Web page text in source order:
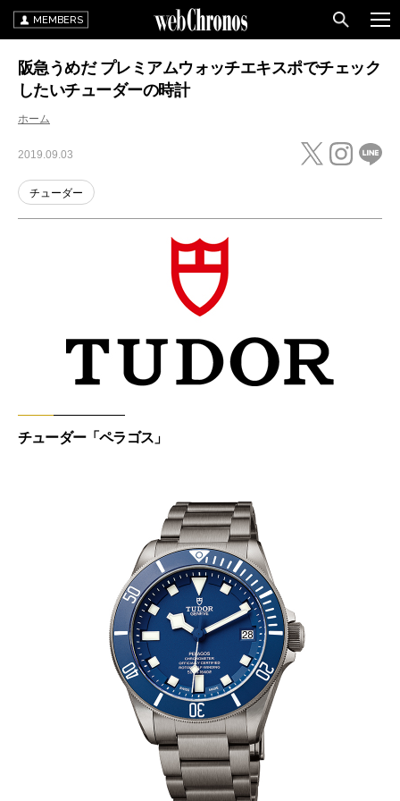
MEMBERS
阪急うめだ プレミアムウォッチエキスポでチェック
したいチューダーの時計
ホーム
2019.09.03
チューダー
チューダー「ペラゴス」